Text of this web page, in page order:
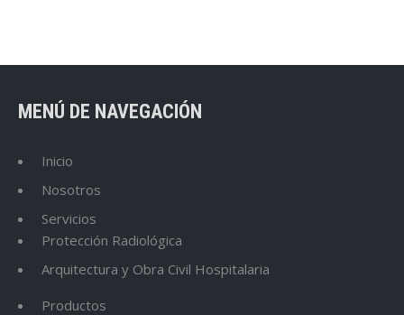
MENÚ DE NAVEGACIÓN
Inicio
Nosotros
Servicios
Protección Radiológica
Arquitectura y Obra Civil Hospitalaria
Productos